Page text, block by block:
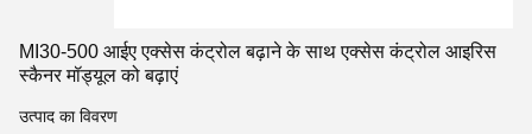
MI30-500 आईए एक्सेस कंट्रोल बढ़ाने के साथ एक्सेस कंट्रोल आइरिस
स्कैनर मॉड्यूल को बढ़ाएं
उत्पाद का विवरण